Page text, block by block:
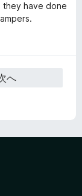
they have done
へ